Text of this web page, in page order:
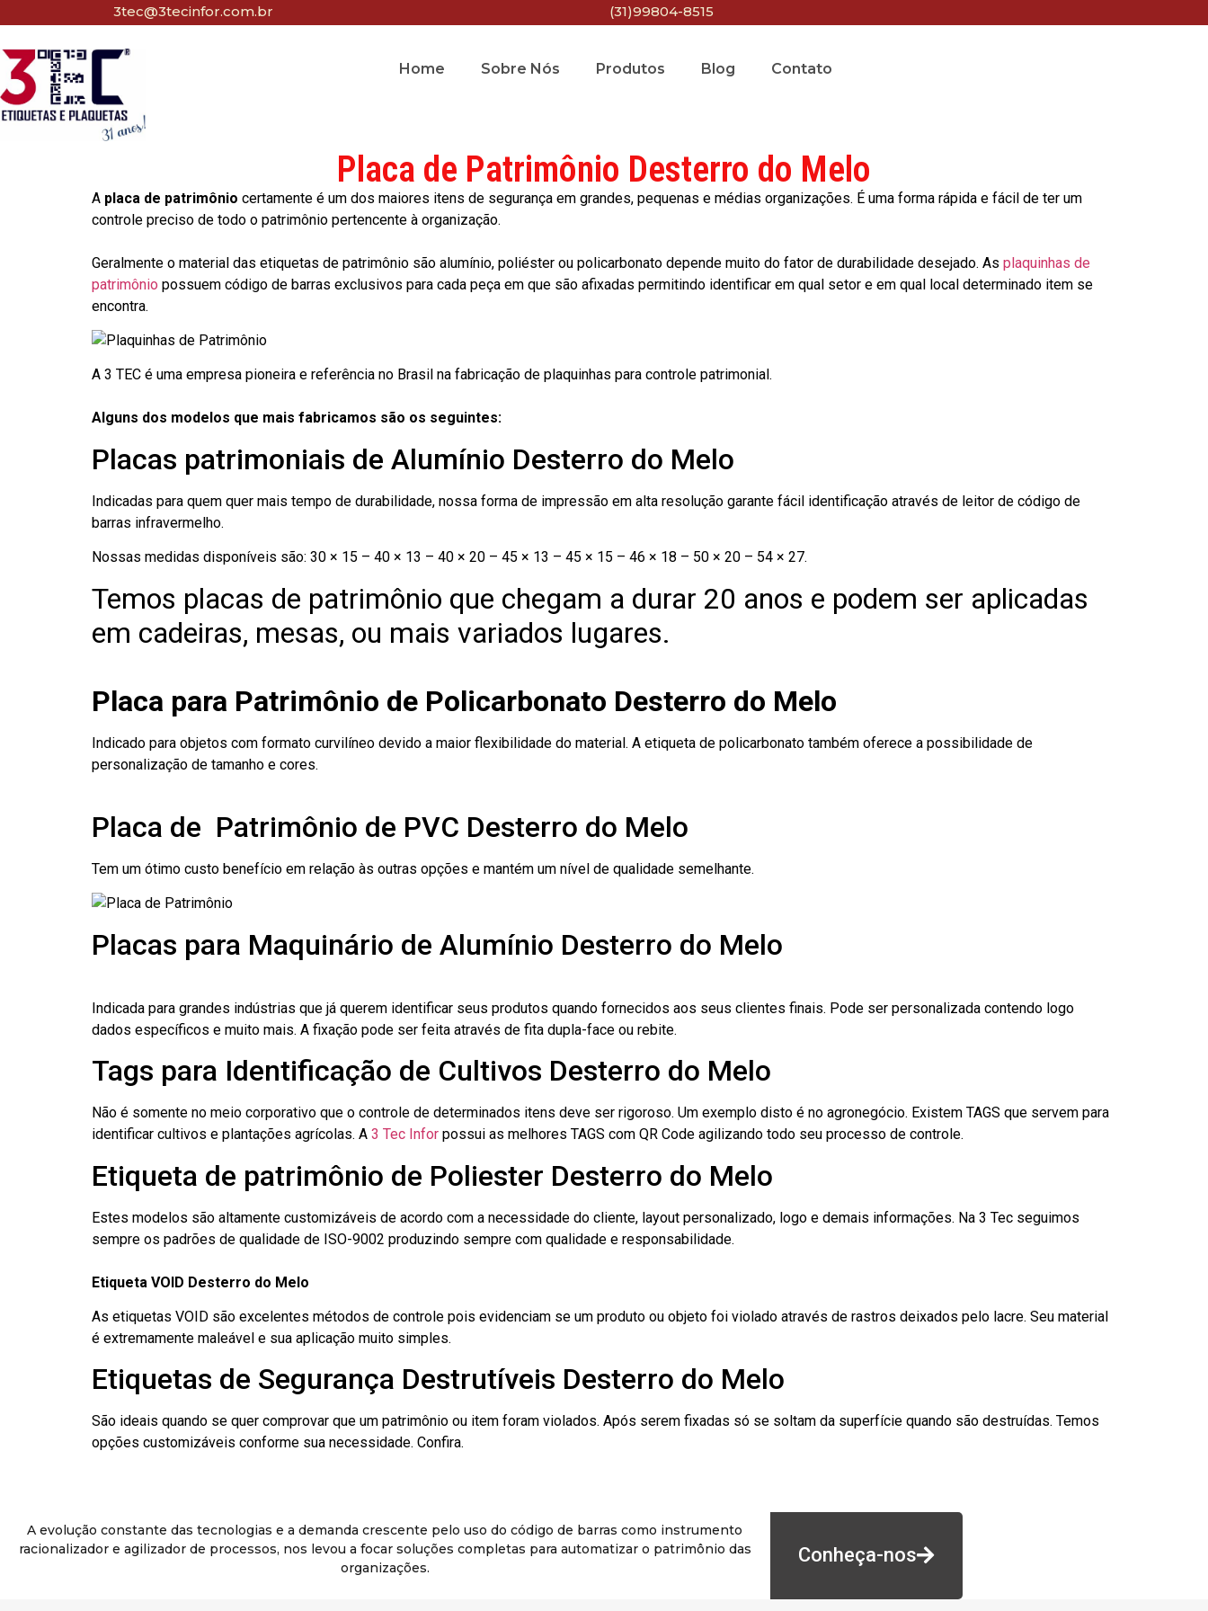
3tec@3tecinfor.com.br (31)99804-8515
Home Sobre Nós Produtos Blog Contato
Placa de Patrimônio Desterro do Melo
A placa de patrimônio certamente é um dos maiores itens de segurança em grandes, pequenas e médias organizações. É uma forma rápida e fácil de ter um
controle preciso de todo o patrimônio pertencente à organização.
Geralmente o material das etiquetas de patrimônio são alumínio, poliéster ou policarbonato depende muito do fator de durabilidade desejado. As plaquinhas de
patrimônio possuem código de barras exclusivos para cada peça em que são afixadas permitindo identificar em qual setor e em qual local determinado item se
encontra.
A 3 TEC é uma empresa pioneira e referência no Brasil na fabricação de plaquinhas para controle patrimonial.
Alguns dos modelos que mais fabricamos são os seguintes:
Placas patrimoniais de Alumínio Desterro do Melo
Indicadas para quem quer mais tempo de durabilidade, nossa forma de impressão em alta resolução garante fácil identificação através de leitor de código de
barras infravermelho.
Nossas medidas disponíveis são: 30 × 15 – 40 × 13 – 40 × 20 – 45 × 13 – 45 × 15 – 46 × 18 – 50 × 20 – 54 × 27.
Temos placas de patrimônio que chegam a durar 20 anos e podem ser aplicadas
em cadeiras, mesas, ou mais variados lugares.
Placa para Patrimônio de Policarbonato Desterro do Melo
Indicado para objetos com formato curvilíneo devido a maior flexibilidade do material. A etiqueta de policarbonato também oferece a possibilidade de
personalização de tamanho e cores.
Placa de Patrimônio de PVC Desterro do Melo
Tem um ótimo custo benefício em relação às outras opções e mantém um nível de qualidade semelhante.
Placas para Maquinário de Alumínio Desterro do Melo
Indicada para grandes indústrias que já querem identificar seus produtos quando fornecidos aos seus clientes finais. Pode ser personalizada contendo logo
dados específicos e muito mais. A fixação pode ser feita através de fita dupla-face ou rebite.
Tags para Identificação de Cultivos Desterro do Melo
Não é somente no meio corporativo que o controle de determinados itens deve ser rigoroso. Um exemplo disto é no agronegócio. Existem TAGS que servem para
identificar cultivos e plantações agrícolas. A 3 Tec Infor possui as melhores TAGS com QR Code agilizando todo seu processo de controle.
Etiqueta de patrimônio de Poliester Desterro do Melo
Estes modelos são altamente customizáveis de acordo com a necessidade do cliente, layout personalizado, logo e demais informações. Na 3 Tec seguimos
sempre os padrões de qualidade de ISO-9002 produzindo sempre com qualidade e responsabilidade.
Etiqueta VOID Desterro do Melo
As etiquetas VOID são excelentes métodos de controle pois evidenciam se um produto ou objeto foi violado através de rastros deixados pelo lacre. Seu material
é extremamente maleável e sua aplicação muito simples.
Etiquetas de Segurança Destrutíveis Desterro do Melo
São ideais quando se quer comprovar que um patrimônio ou item foram violados. Após serem fixadas só se soltam da superfície quando são destruídas. Temos
opções customizáveis conforme sua necessidade. Confira.
A evolução constante das tecnologias e a demanda crescente pelo uso do código de barras como instrumento
racionalizador e agilizador de processos, nos levou a focar soluções completas para automatizar o patrimônio das
organizações.
Conheça-nos